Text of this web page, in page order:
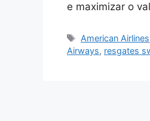
e maximizar o
Tags
American Airlines
Airways, resgates